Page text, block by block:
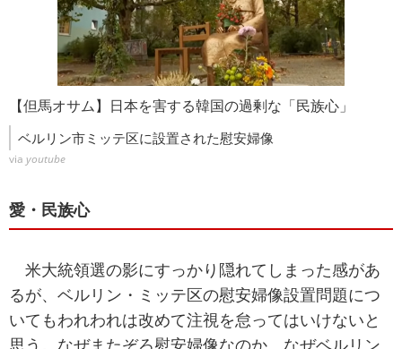
【但馬オサム】日本を害する韓国の過剰な「民族心」
ベルリン市ミッテ区に設置された慰安婦像
via youtube
愛・民族心
米大統領選の影にすっかり隠れてしまった感があ
るが、ベルリン・ミッテ区の慰安婦像設置問題につ
いてもわれわれは改めて注視を怠ってはいけないと
思う。なぜまたぞろ慰安婦像なのか、なぜベルリン